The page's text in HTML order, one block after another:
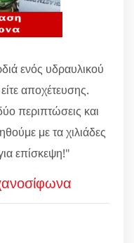
ενός υδραυλικού
αποχέτευσης.
περιπτώσεις και
με τα χιλιάδες
επίσκεψη!"